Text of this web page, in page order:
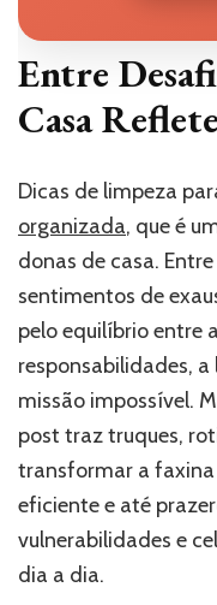
Entre
Casa
Dicas de limpeza
organizada, que é
donas de casa.
sentimentos de
pelo equilíbrio entre
responsabilidades,
missão impossível.
post traz truques,
transformar a
eficiente e até
vulnerabilidades e
dia a dia.